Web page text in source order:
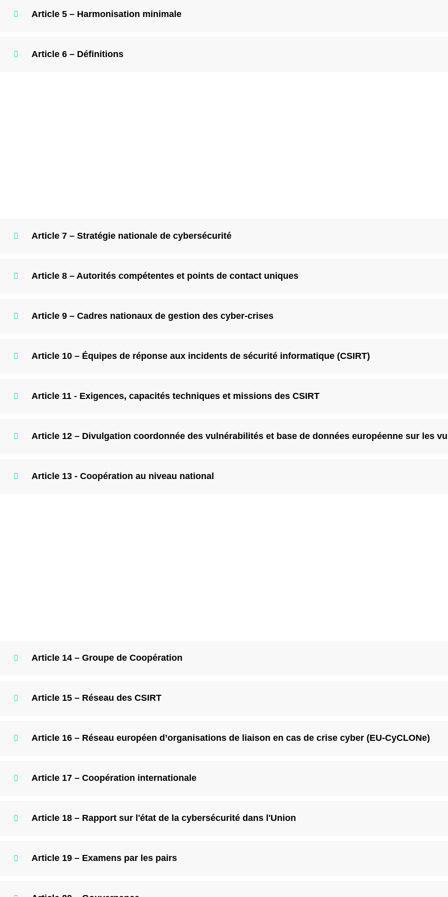
Article 5 – Harmonisation minimale
Article 6 – Définitions
Article 7 – Stratégie nationale de cybersécurité
Article 8 – Autorités compétentes et points de contact uniques
Article 9 – Cadres nationaux de gestion des cyber-crises
Article 10 – Équipes de réponse aux incidents de sécurité informatique (CSIRT)
Article 11 - Exigences, capacités techniques et missions des CSIRT
Article 12 – Divulgation coordonnée des vulnérabilités et base de données européenne sur les
Article 13 - Coopération au niveau national
Article 14 – Groupe de Coopération
Article 15 – Réseau des CSIRT
Article 16 – Réseau européen d’organisations de liaison en cas de crise cyber (EU-CyCLONe)
Article 17 – Coopération internationale
Article 18 – Rapport sur l'état de la cybersécurité dans l'Union
Article 19 – Examens par les pairs